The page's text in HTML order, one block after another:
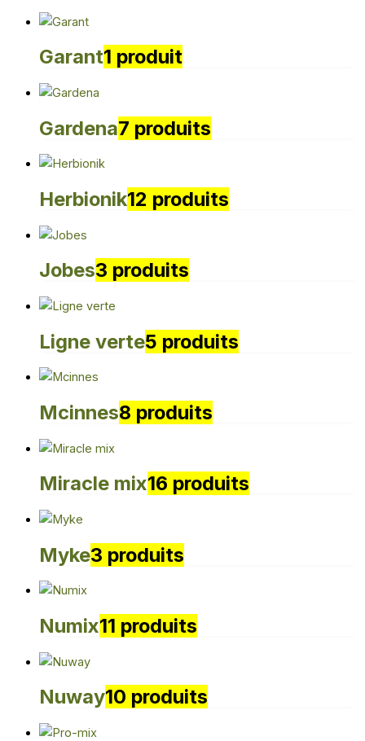
Garant1 produit
Gardena7 produits
Herbionik12 produits
Jobes3 produits
Ligne verte5 produits
Mcinnes8 produits
Miracle mix16 produits
Myke3 produits
Numix11 produits
Nuway10 produits